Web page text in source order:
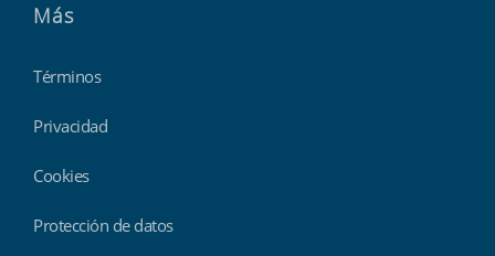
Más
Términos
Privacidad
Cookies
Protección de datos